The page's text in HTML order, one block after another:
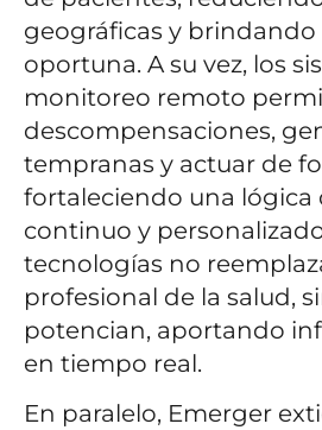
geográficas y
oportuna. A su vez, los
monitoreo remoto
descompensaciones,
tempranas y actuar de
fortaleciendo una lógica
continuo y
tecnologías no
profesional de la salud,
potencian, aportando
en tiempo real.
En paralelo, Emerger